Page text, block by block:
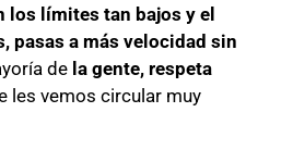
los límites tan bajos y el
pasas a más velocidad sin
de la gente, respeta
les vemos circular muy